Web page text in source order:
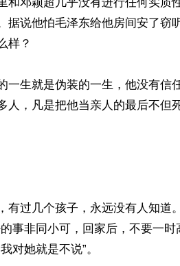
据说他怕毛泽东给他房间安了窃
样？
一生就是伪装的一生，他没有信
人，凡是把他当亲人的最后不但
有过几个孩子，永远没有人知道
事非同小可，回家后，不要一时
对她就是不说”。